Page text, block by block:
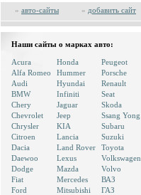
» авто-сайты » добавить сайт
Наши сайты о марках авто:
Acura
Alfa Romeo
Audi
BMW
Chery
Chevrolet
Chrysler
Citroen
Dacia
Daewoo
Dodge
Fiat
Ford
Honda
Hummer
Hyundai
Infiniti
Jaguar
Jeep
KIA
Lancia
Land Rover
Lexus
Mazda
Mercedes
Mitsubishi
Peugeot
Porsche
Renault
Seat
Skoda
Ssang Yong
Subaru
Suzuki
Toyota
Volkswagen
Volvo
ВАЗ
ГАЗ